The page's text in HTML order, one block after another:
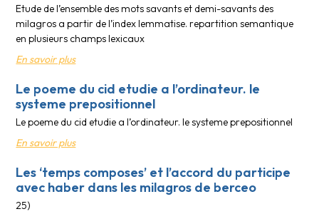
Etude de l’ensemble des mots savants et demi-savants des
milagros a partir de l’index lemmatise. repartition semantique
en plusieurs champs lexicaux
En savoir plus
Le poeme du cid etudie a l’ordinateur. le
systeme prepositionnel
Le poeme du cid etudie a l’ordinateur. le systeme prepositionnel
En savoir plus
Les ‘temps composes’ et l’accord du participe
avec haber dans les milagros de berceo
25)